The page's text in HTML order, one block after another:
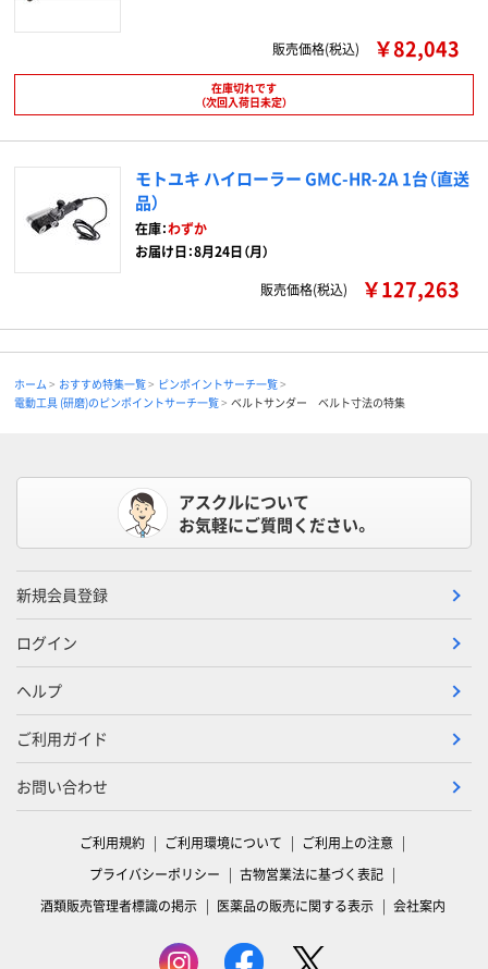
販売価格(税込) ￥82,043
在庫切れです
（次回入荷日未定）
モトユキ ハイローラー GMC-HR-2A 1台（直送
品）
在庫：わずか
お届け日：8月24日（月）
販売価格(税込) ￥127,263
ホーム おすすめ特集一覧
ピンポイントサーチ一覧
電動工具 (研磨)のピンポイントサーチ一覧
ベルトサンダー ベルト寸法の特集
アスクルについて
お気軽にご質問ください。
新規会員登録
ログイン
ヘルプ
ご利用ガイド
お問い合わせ
ご利用規約 ご利用環境について
ご利用上の注意
プライバシーポリシー
古物営業法に基づく表記
酒類販売管理者標識の掲示
医薬品の販売に関する表示 会社案内